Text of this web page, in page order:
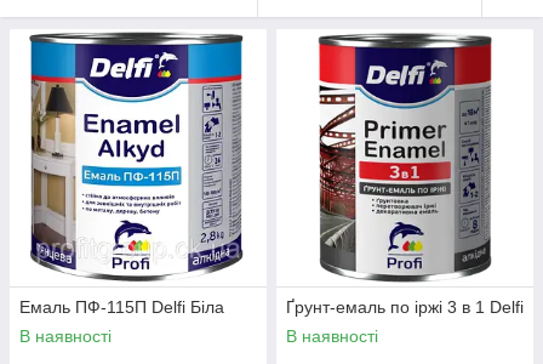
Емаль ПФ-115П Delfi Біла
В наявності
Ґрунт-емаль по іржі 3 в 1 Delfi
В наявності